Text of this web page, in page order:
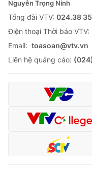
Nguyễn Trọng Ninh
Tổng đài VTV: 024.38
Ðiện thoại Thời báo VTV:
Email: toasoan@vtv.vn
Liên hệ quảng cáo: